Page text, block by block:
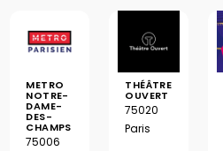
METRO
NOTRE-
DAME-
DES-
CHAMPS
75006
THÉÂTRE
OUVERT
75020
Paris